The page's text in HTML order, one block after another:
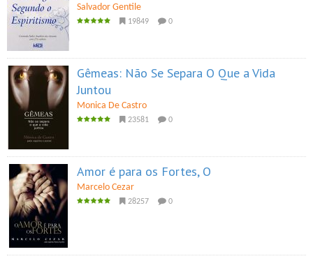
Salvador Gentile
19849 0
Gêmeas: Não Se Separa O Que a Vida
Juntou
Monica De Castro
23581 0
Amor é para os Fortes, O
Marcelo Cezar
28257 0